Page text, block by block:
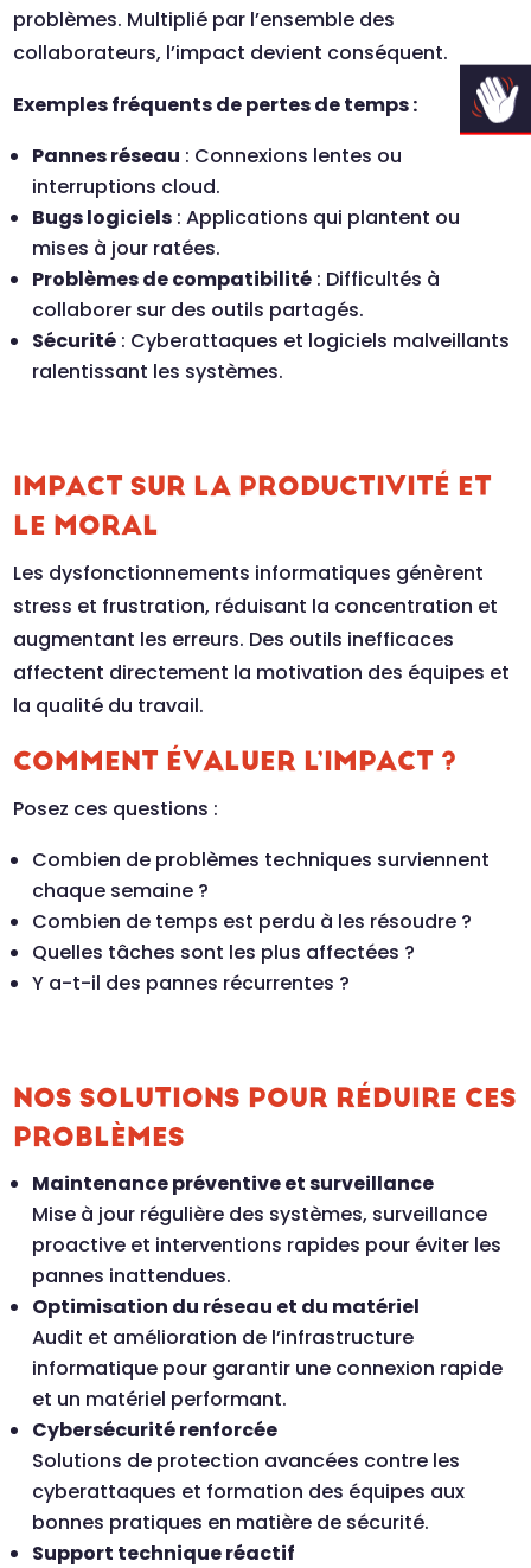
problèmes. Multiplié par l’ensemble des
collaborateurs, l’impact devient conséquent.
Exemples fréquents de pertes de temps :
Pannes réseau : Connexions lentes ou
interruptions cloud.
Bugs logiciels : Applications qui plantent ou
mises à jour ratées.
Problèmes de compatibilité : Difficultés à
collaborer sur des outils partagés.
Sécurité : Cyberattaques et logiciels malveillants
ralentissant les systèmes.
IMPACT SUR LA PRODUCTIVITÉ ET
LE MORAL
Les dysfonctionnements informatiques génèrent
stress et frustration, réduisant la concentration et
augmentant les erreurs. Des outils inefficaces
affectent directement la motivation des équipes et
la qualité du travail.
COMMENT ÉVALUER L’IMPACT ?
Posez ces questions :
Combien de problèmes techniques surviennent
chaque semaine ?
Combien de temps est perdu à les résoudre ?
Quelles tâches sont les plus affectées ?
Y a-t-il des pannes récurrentes ?
NOS SOLUTIONS POUR RÉDUIRE CES
PROBLÈMES
Maintenance préventive et surveillance
Mise à jour régulière des systèmes, surveillance
proactive et interventions rapides pour éviter les
pannes inattendues.
Optimisation du réseau et du matériel
Audit et amélioration de l’infrastructure
informatique pour garantir une connexion rapide
et un matériel performant.
Cybersécurité renforcée
Solutions de protection avancées contre les
cyberattaques et formation des équipes aux
bonnes pratiques en matière de sécurité.
Support technique réactif